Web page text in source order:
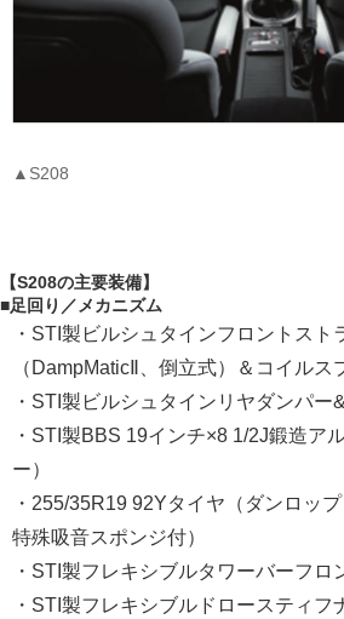
▲S208
【S208の主要装備】
■足回り／メカニズム
・STI製ビルシュタインフロントスト
（DampMaticⅡ、倒立式）＆コイルス
・STI製ビルシュタインリヤダンパー
・STI製BBS 19インチ×8 1/2J鍛造ア
ー）
・255/35R19 92Yタイヤ（ダンロッ
特殊吸音スポンジ付）
・STI製フレキシブルタワーバーフロ
・STI製フレキシブルドロースティフ